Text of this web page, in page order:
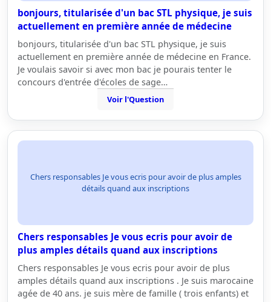
bonjours, titularisée d'un bac STL physique, je suis
actuellement en première année de médecine
bonjours, titularisée d'un bac STL physique, je suis
actuellement en première année de médecine en France.
Je voulais savoir si avec mon bac je pourais tenter le
concours d'entrée d'écoles de sage…
Voir l'Question
Chers responsables Je vous ecris pour avoir de plus amples
détails quand aux inscriptions
Chers responsables Je vous ecris pour avoir de
plus amples détails quand aux inscriptions
Chers responsables Je vous ecris pour avoir de plus
amples détails quand aux inscriptions . Je suis marocaine
agée de 40 ans. je suis mère de famille ( trois enfants) et